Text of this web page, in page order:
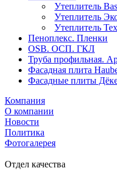
Утеплитель
Утеплитель
Утеплитель
Пеноплекс. Пленки
OSB. ОСП. ГКЛ
Труба профильная.
Фасадная плита
Фасадные плиты
Компания
О компании
Новости
Политика
Фотогалерея
Отдел качества